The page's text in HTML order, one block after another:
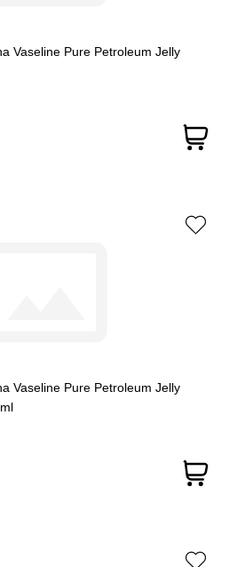
Vaseline Pure Petroleum Jelly
Vaseline Pure Petroleum Jelly